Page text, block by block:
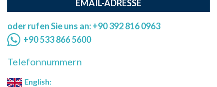
EMAIL-ADRESSE
oder rufen Sie uns an: +90 392 816 0963
+90 533 866 5600
Telefonnummern
English: